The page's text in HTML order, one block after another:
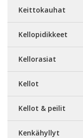
Keittokauhat
Kellopidikkeet
Kellorasiat
Kellot
Kellot & peilit
Kenkähyllyt